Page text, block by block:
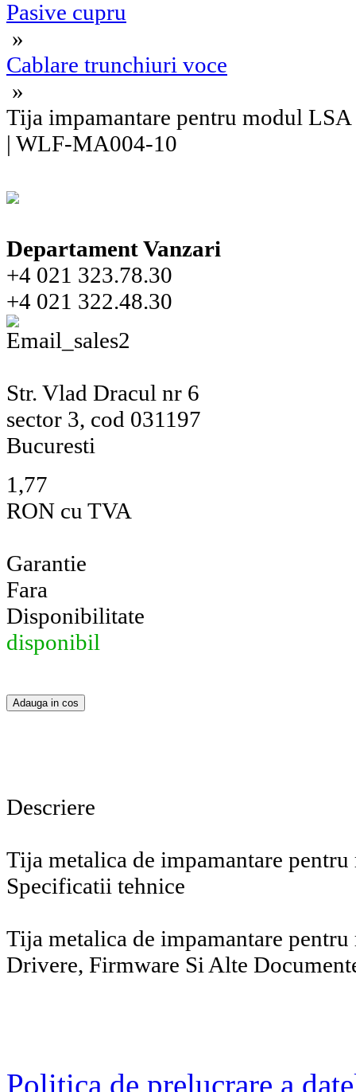
Pasive cupru
»
Cablare trunchiuri voce
»
Tija impamantare pentru modul
| WLF-MA004-10
Departament Vanzari
+4 021 323.78.30
+4 021 322.48.30
Str. Vlad Dracul nr 6
sector 3, cod 031197
Bucuresti
1,77
RON cu TVA
Garantie
Fara
Disponibilitate
disponibil
Descriere
Tija metalica de impamantare
Specificatii tehnice
Tija metalica de impamantare
Drivere, Firmware Si Alte
Politica de prelucrare a